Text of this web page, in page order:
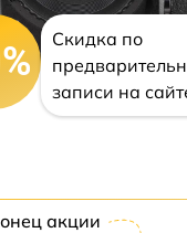
Скидка по
записи на
акции